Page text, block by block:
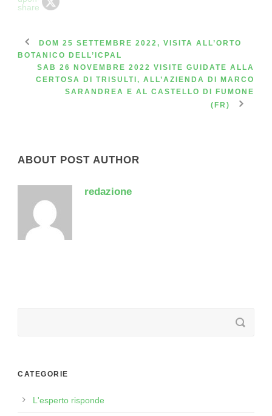
DOM 25 SETTEMBRE 2022, VISITA ALL’ORTO
BOTANICO DELL’ICPAL
SAB 26 NOVEMBRE 2022 VISITE GUIDATE ALLA
CERTOSA DI TRISULTI, ALL’AZIENDA DI MARCO
SARANDREA E AL CASTELLO DI FUMONE
(FR)
ABOUT POST AUTHOR
redazione
CATEGORIE
L'esperto risponde